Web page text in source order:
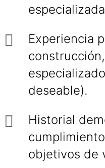
Experiencia
deseable).
Historial
objetivos de